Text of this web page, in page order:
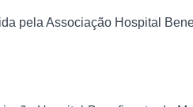
pela Associação Hospital